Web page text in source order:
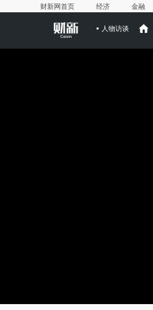
财新网首页 经济 金融
人物访谈